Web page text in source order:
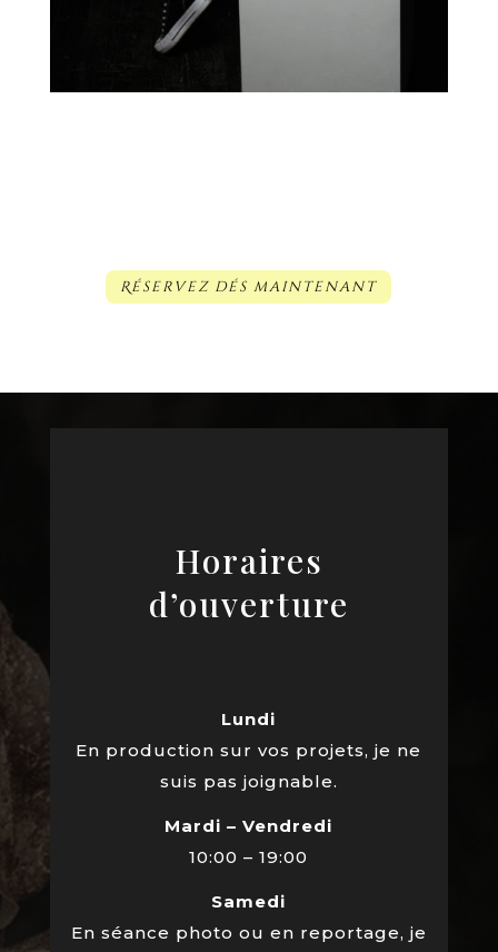
Réservez dés maintenant
Horaires
d’ouverture
Lundi
En production sur vos projets, je ne
suis pas joignable.
Mardi – Vendredi
10:00 – 19:00
Samedi
En séance photo ou en reportage, je